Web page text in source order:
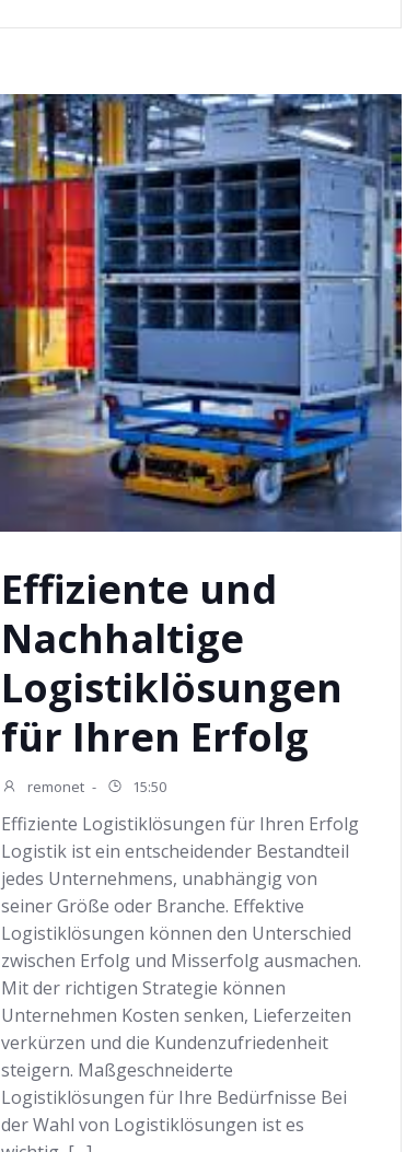
Effiziente und
Nachhaltige
Logistiklösungen
für Ihren Erfolg
remonet - 15:50
Effiziente Logistiklösungen für Ihren Erfolg
Logistik ist ein entscheidender Bestandteil
jedes Unternehmens, unabhängig von
seiner Größe oder Branche. Effektive
Logistiklösungen können den Unterschied
zwischen Erfolg und Misserfolg ausmachen.
Mit der richtigen Strategie können
Unternehmen Kosten senken, Lieferzeiten
verkürzen und die Kundenzufriedenheit
steigern. Maßgeschneiderte
Logistiklösungen für Ihre Bedürfnisse Bei
der Wahl von Logistiklösungen ist es